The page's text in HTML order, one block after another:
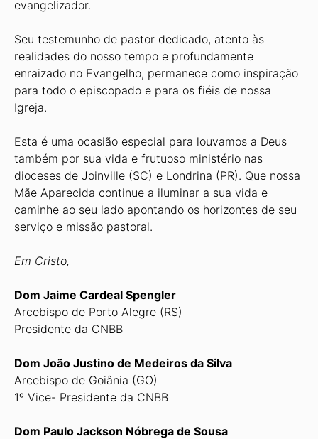
evangelizador.
Seu testemunho de pastor dedicado, atento às
realidades do nosso tempo e profundamente
enraizado no Evangelho, permanece como inspiração
para todo o episcopado e para os fiéis de nossa
Igreja.
Esta é uma ocasião especial para louvamos a Deus
também por sua vida e frutuoso ministério nas
dioceses de Joinville (SC) e Londrina (PR). Que nossa
Mãe Aparecida continue a iluminar a sua vida e
caminhe ao seu lado apontando os horizontes de seu
serviço e missão pastoral.
Em Cristo,
Dom Jaime Cardeal Spengler
Arcebispo de Porto Alegre (RS)
Presidente da CNBB
Dom João Justino de Medeiros da Silva
Arcebispo de Goiânia (GO)
1º Vice- Presidente da CNBB
Dom Paulo Jackson Nóbrega de Sousa